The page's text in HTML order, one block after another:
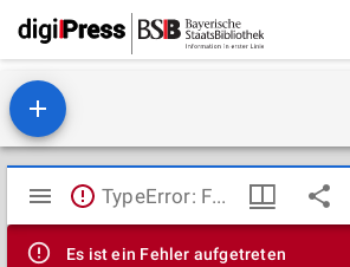
Mirador
Viewer
TypeError: Failed to fetch
Es ist ein Fehler aufgetreten